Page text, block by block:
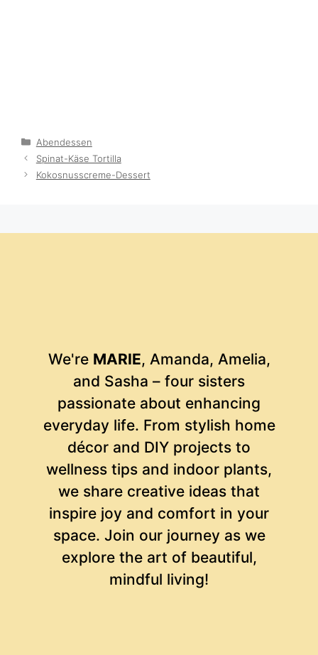
Categories
Abendessen
Spinat-Käse Tortilla
Kokosnusscreme-Dessert
We're MARIE, Amanda, Amelia,
and Sasha – four sisters
passionate about enhancing
everyday life. From stylish home
décor and DIY projects to
wellness tips and indoor plants,
we share creative ideas that
inspire joy and comfort in your
space. Join our journey as we
explore the art of beautiful,
mindful living!